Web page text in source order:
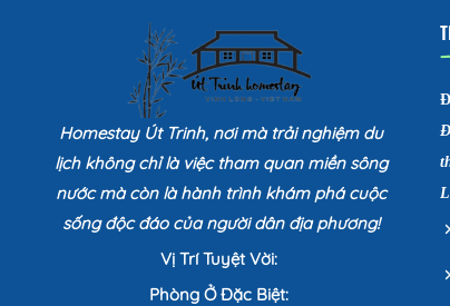
Homestay Út Trinh, nơi mà trải nghiệm du
lịch không chỉ là việc tham quan miền sông
nước mà còn là hành trình khám phá cuộc
sống độc đáo của người dân địa phương!
Vị Trí Tuyệt Vời:
Phòng Ở Đặc Biệt: